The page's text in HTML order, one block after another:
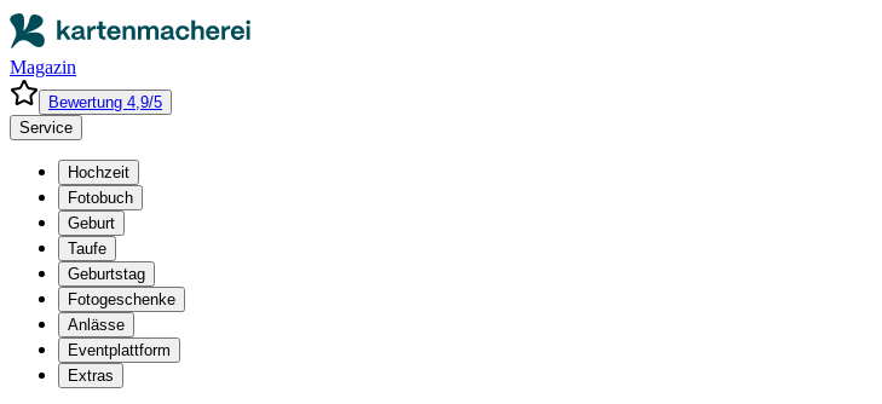
Magazin
Bewertung 4,9/5
Service
Hochzeit
Fotobuch
Geburt
Taufe
Geburtstag
Fotogeschenke
Anlässe
Eventplattform
Extras